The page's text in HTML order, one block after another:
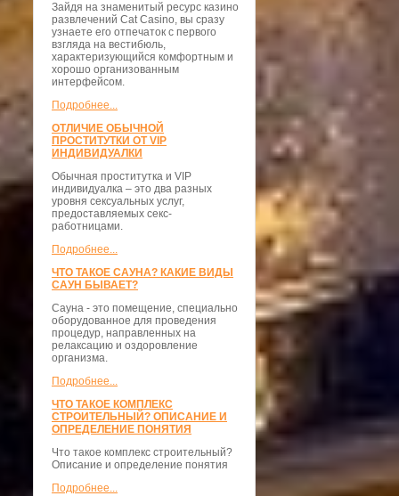
Зайдя на знаменитый ресурс казино
развлечений Cat Casino, вы сразу
узнаете его отпечаток с первого
взгляда на вестибюль,
характеризующийся комфортным и
хорошо организованным
интерфейсом.
Подробнее...
ОТЛИЧИЕ ОБЫЧНОЙ
ПРОСТИТУТКИ ОТ VIP
ИНДИВИДУАЛКИ
Обычная проститутка и VIP
индивидуалка – это два разных
уровня сексуальных услуг,
предоставляемых секс-
работницами.
Подробнее...
ЧТО ТАКОЕ САУНА? КАКИЕ ВИДЫ
САУН БЫВАЕТ?
Сауна - это помещение, специально
оборудованное для проведения
процедур, направленных на
релаксацию и оздоровление
организма.
Подробнее...
ЧТО ТАКОЕ КОМПЛЕКС
СТРОИТЕЛЬНЫЙ? ОПИСАНИЕ И
ОПРЕДЕЛЕНИЕ ПОНЯТИЯ
Что такое комплекс строительный?
Описание и определение понятия
Подробнее...